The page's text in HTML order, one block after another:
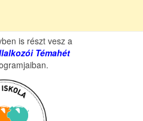
is részt vesz a
Témahét